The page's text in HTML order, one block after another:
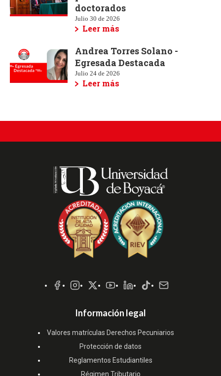
doctorados
Julio 30 de 2026
Leer más
Andrea Torres Solano -
Egresada Destacada
Julio 24 de 2026
Leer más
Sociales
Información legal
Valores matrículas Derechos Pecuniarios
Protección de datos
Reglamentos Estudiantiles
Régimen Tributario